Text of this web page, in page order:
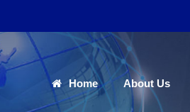
Home About Us